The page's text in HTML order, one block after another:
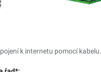
k internetu pomocí kabelu.